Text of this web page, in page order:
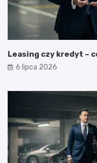
Leasing czy kredyt –
6 lipca 2026